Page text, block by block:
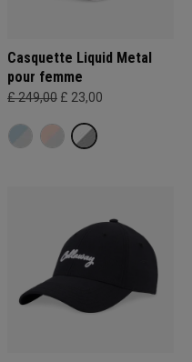
Casquette Liquid Metal
pour femme
£ 249,00 £ 23,00